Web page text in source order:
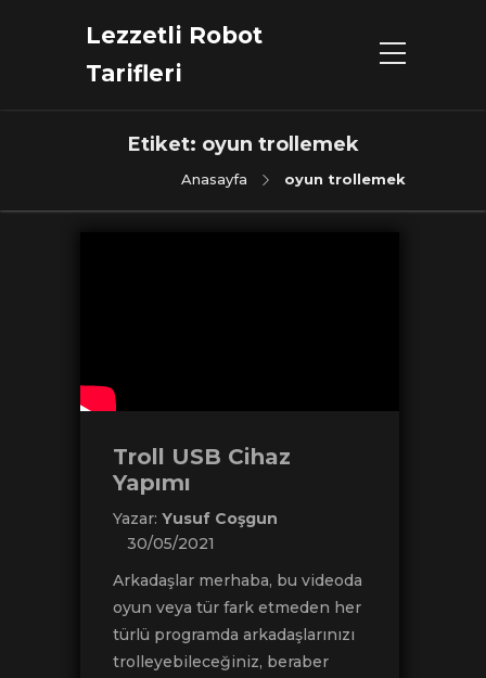
Lezzetli Robot
Tarifleri
Etiket: oyun trollemek
Anasayfa oyun trollemek
Troll USB Cihaz
Yapımı
Yazar: Yusuf Coşgun
30/05/2021
Arkadaşlar merhaba, bu videoda
oyun veya tür fark etmeden her
türlü programda arkadaşlarınızı
trolleyebileceğiniz, beraber